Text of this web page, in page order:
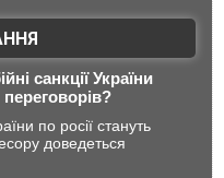
санкції України
переговорів?
по росії стануть
доведеться